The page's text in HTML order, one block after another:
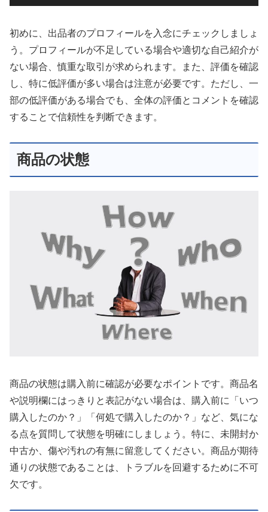
初めに、出品者のプロフィールを入念にチェックしましょ
う。プロフィールが不足している場合や適切な自己紹介が
ない場合、慎重な取引が求められます。また、評価を確認
し、特に低評価が多い場合は注意が必要です。ただし、一
部の低評価がある場合でも、全体の評価とコメントを確認
することで信頼性を判断できます。
商品の状態
商品の状態は購入前に確認が必要なポイントです。商品名
や説明欄にはっきりと表記がない場合は、購入前に「いつ
購入したのか？」「何処で購入したのか？」など、気にな
る点を質問して状態を明確にしましょう。特に、未開封か
中古か、傷や汚れの有無に留意してください。商品が期待
通りの状態であることは、トラブルを回避するために不可
欠です。